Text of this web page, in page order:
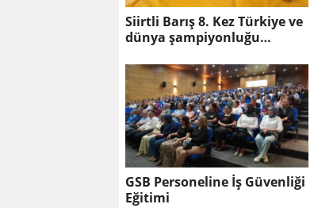
Siirtli Barış 8. Kez Türkiye ve
dünya şampiyonluğu
GSB Personeline İş Güvenliği
Eğitimi